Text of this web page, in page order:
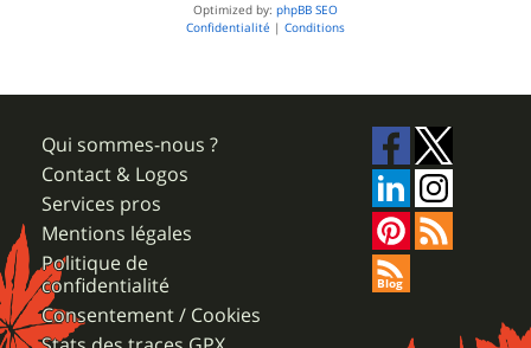
Optimized by: phpBB SEO
Confidentialité | Conditions
Qui sommes-nous ?
Contact & Logos
Services pros
Mentions légales
Politique de
confidentialité
Consentement / Cookies